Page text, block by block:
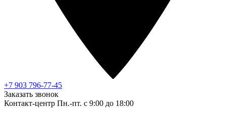
+7 903 796-77-45
Заказать звонок
Контакт-центр Пн.-пт. с 9:00 до 18:00